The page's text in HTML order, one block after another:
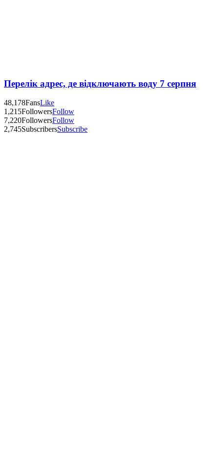
Перелік адрес, де відключають воду 7 серпня
48,178FansLike
1,215FollowersFollow
7,220FollowersFollow
2,745SubscribersSubscribe